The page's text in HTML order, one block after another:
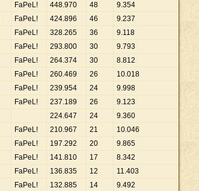
FaPeL! 448.970 48 9.354
FaPeL! 424.896 46 9.237
FaΡeL! 328.265 36 9.118
FaPeL! 293.800 30 9.793
FaΡeL! 264.374 30 8.812
FaPeL! 260.469 26 10.018
FaPeL! 239.954 24 9.998
FaΡeL! 237.189 26 9.123
224.647 24 9.360
FaΡeL! 210.967 21 10.046
FaPeL! 197.292 20 9.865
FaΡeL! 141.810 17 8.342
FaΡeL! 136.835 12 11.403
FaΡeL! 132.885 14 9.492